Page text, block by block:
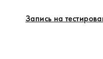
Запись на